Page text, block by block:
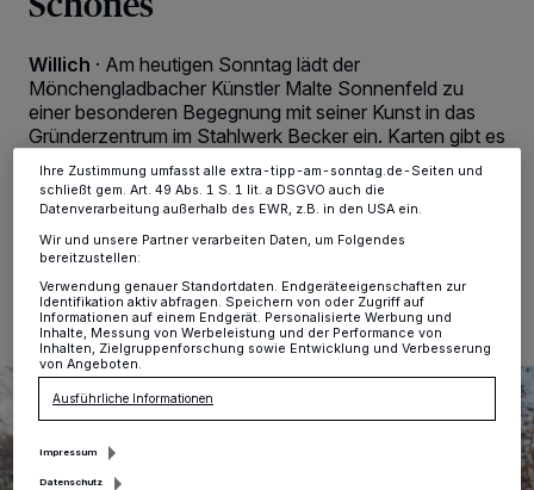
Willich · Am heutigen Sonntag lädt der
Mönchengladbacher Künstler Malte Sonnenfeld zu
einer besonderen Begegnung mit seiner Kunst in das
Gründerzentrum im Stahlwerk Becker ein. Karten gibt es
an der Tageskasse.
10.05.2026 , 06:51 Uhr
verarbeiten Daten, um Ihnen Dienste bereitzustellen“ aufgeführten
dieses Menü jederzeit wieder aufrufen, um Ihre Einstellungen zu
ändern oder Ihre Einwilligung zu widerrufen, indem Sie auf den Link
Einstellungen oder Ablehnen am unteren Rand der Webseite klicken.
Ihre Einstellungen gelten innerhalb unseres Website. Weitere
Informationen finden Sie in unserer Datenschutzerklärung.
Ihre Zustimmung umfasst alle extra-tipp-am-sonntag.de-Seiten und
schließt gem. Art. 49 Abs. 1 S. 1 lit. a DSGVO auch die
Datenverarbeitung außerhalb des EWR, z.B. in den USA ein.
Wir und unsere Partner verarbeiten Daten, um Folgendes
bereitzustellen:
Verwendung genauer Standortdaten. Endgeräteeigenschaften zur
Identifikation aktiv abfragen. Speichern von oder Zugriff auf
Informationen auf einem Endgerät. Personalisierte Werbung und
Inhalte, Messung von Werbeleistung und der Performance von
Inhalten, Zielgruppenforschung sowie Entwicklung und Verbesserung
von Angeboten.
Ausführliche Informationen
Impressum
Datenschutz